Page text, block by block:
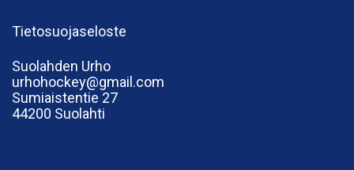
Tietosuojaseloste
Suolahden Urho
urhohockey@gmail.com
Sumiaistentie 27
44200 Suolahti